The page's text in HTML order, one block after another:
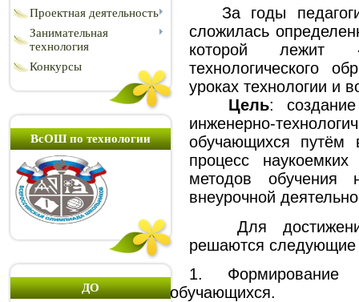
Проектная деятельность
Занимательная
технология
Конкурсы
ВсОШ по технологии
ДО
За годы
сложилась
которой лежит
технологического
уроках технологии и
Цель:
инженерно-
обучающихся путём
процесс
методов обучения
внеурочной
Для достижения
решаются
1. Формирование
обучающихся.